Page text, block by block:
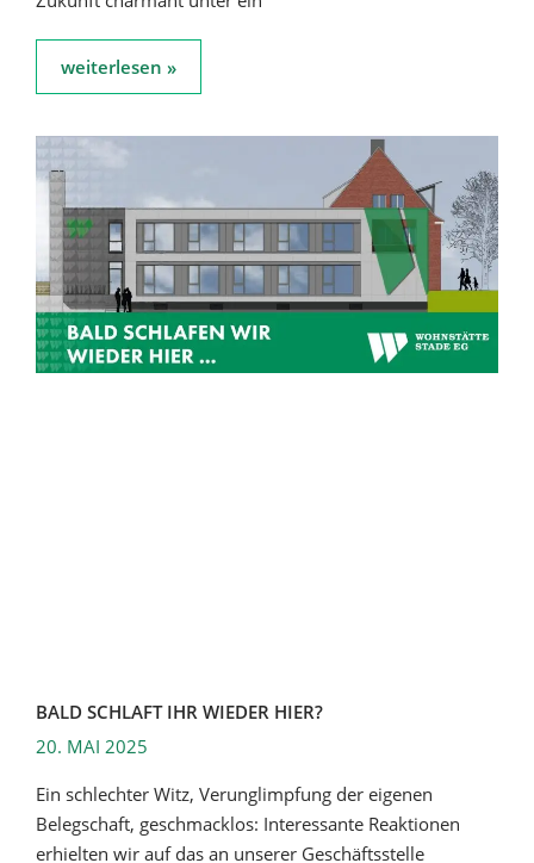
weiterlesen »
BALD SCHLAFT IHR WIEDER HIER?
20. MAI 2025
Ein schlechter Witz, Verunglimpfung der eigenen
Belegschaft, geschmacklos: Interessante Reaktionen
erhielten wir auf das an unserer Geschäftsstelle